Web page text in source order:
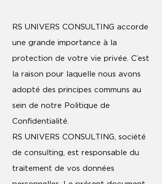
RS UNIVERS CONSULTING accorde
une grande importance à la
protection de votre vie privée. C’est
la raison pour laquelle nous avons
adopté des principes communs au
sein de notre Politique de
Confidentialité.
RS UNIVERS CONSULTING, société
de consulting, est responsable du
traitement de vos données